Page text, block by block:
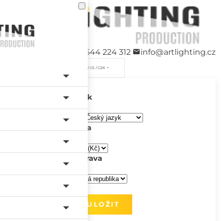
+420 544 224 312 info@artlighting.cz
/ CS / CZK
Jazyk
Měna
Doprava